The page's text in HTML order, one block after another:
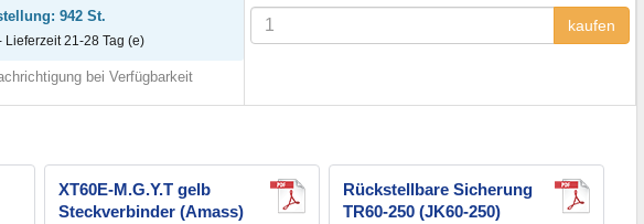
942 St.
Lieferzeit 21-28 Tag (e)
bei Verfügbarkeit
kaufen
XT60E-M.G.Y.T gelb
Steckverbinder (Amass)
Rückstellbare Sicherung
TR60-250 (JK60-250)